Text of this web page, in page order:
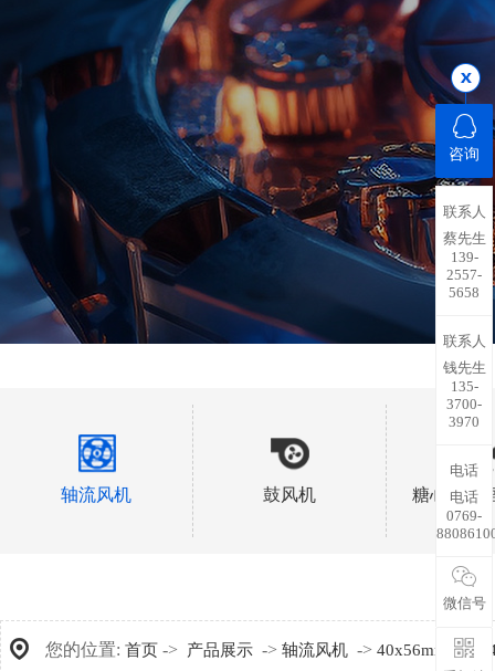
轴流风机 鼓风机 糖心视频
您的位置: 首页 -> 产品展示 -> 轴流风机 -> 40x56mm ->
咨询
联系人
蔡先生
139-
2557-
5658
联系人
钱先生
135-
3700-
3970
电话
电话
0769-
微信号